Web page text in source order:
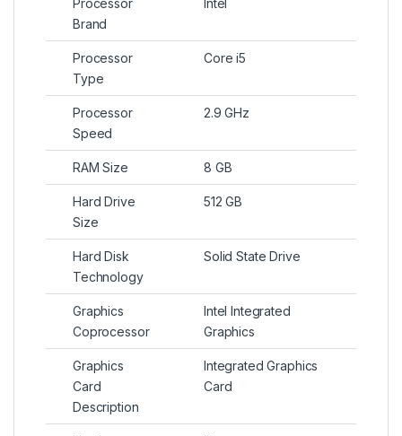
Brand
Processor
Type
Core i5
Processor
Speed
2.9 GHz
RAM Size 8 GB
Hard Drive
Size
512 GB
Hard Disk
Technology
Solid State Drive
Graphics
Coprocessor
Intel Integrated
Graphics
Graphics
Card
Description
Integrated Graphics
Card